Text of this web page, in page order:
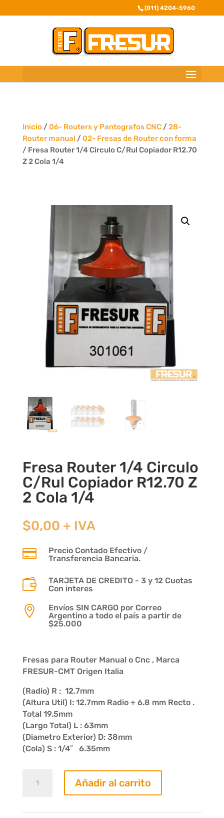
(011) 4204-5960
Inicio/ 06- Routers y Pantografos CNC/ 28-
Router manual / 02- Fresas de Router con forma
/ Fresa Router 1/4 Circulo C/Rul Copiador R12.70
Z 2 Cola 1/4
Fresa Router 1/4 Circulo
C/Rul Copiador R12.70 Z
2 Cola 1/4
$0,00 + IVA

Precio Contado Efectivo /
Transferencia Bancaria.

TARJETA DE CREDITO - 3 y 12 Cuotas
Con interes

Envíos SIN CARGO por Correo
Argentino a todo el país a partir de
$25.000
Fresas para Router Manual o Cnc , Marca
FRESUR-CMT Origen Italia
(Radio) R : 12.7mm
(Altura Util) I: 12.7mm Radio + 6.8 mm Recto .
Total 19.5mm
(Largo Total) L : 63mm
(Diametro Exterior) D: 38mm
(Cola) S : 1/4″ 6.35mm
Router
Añadir al carrito